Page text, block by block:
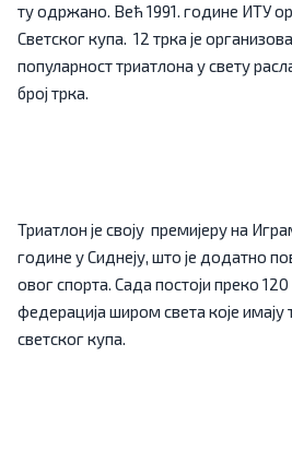
ту одржано. Већ 1991. године ИТУ
Светског купа. 12 трка је
популарност триатлона у свету
број трка.
Триатлон је своју премијеру на
године у Сиднеју, што је додатно
овог спорта. Сада постоји преко
федерација широм света које
светског купа.